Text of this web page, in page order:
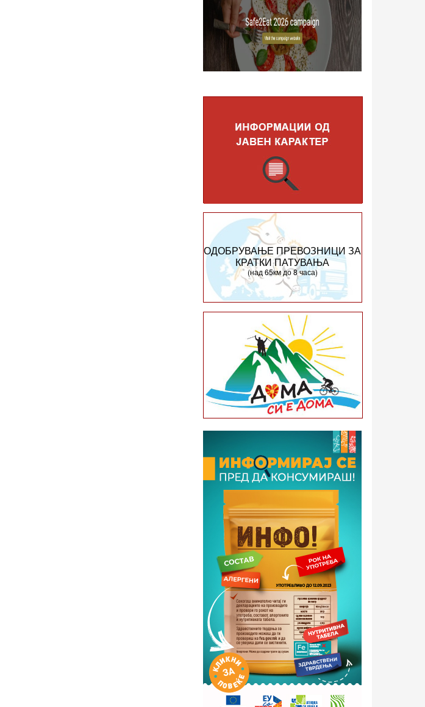
ОДОБРУВАЊЕ ПРЕВОЗНИЦИ ЗА
КРАТКИ ПАТУВАЊА
(над 65км до 8 часа)